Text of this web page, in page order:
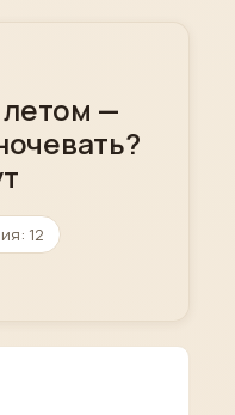
—
12